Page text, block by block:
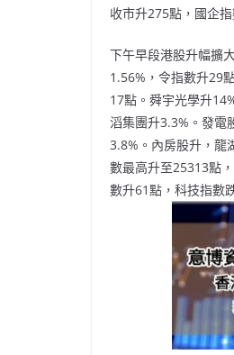
收市升275點，國企
下午早段港股升幅擴
1.56%，令指數升29
17點。舜宇光學升
滔集團升3.3%。發電
3.8%。內房股升，龍
數最高升至25313點
數升61點，科技指數